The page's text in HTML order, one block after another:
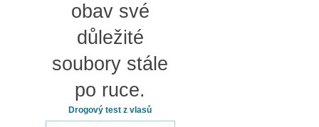
obav své
důležité
soubory stále
po ruce.
Drogový test z vlasů